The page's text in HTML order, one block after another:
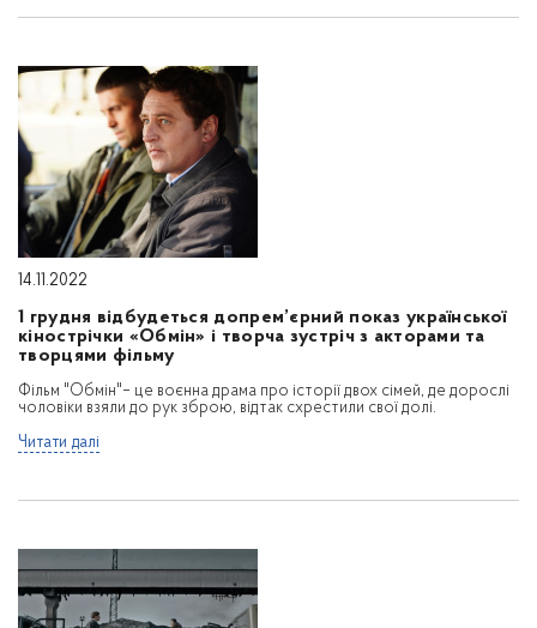
14.11.2022
1 грудня відбудеться допрем’єрний показ української
кінострічки «Обмін» і творча зустріч з акторами та
творцями фільму
Фільм "Обмін"– це воєнна драма про історії двох сімей, де дорослі
чоловіки взяли до рук зброю, відтак схрестили свої долі.
Читати далі